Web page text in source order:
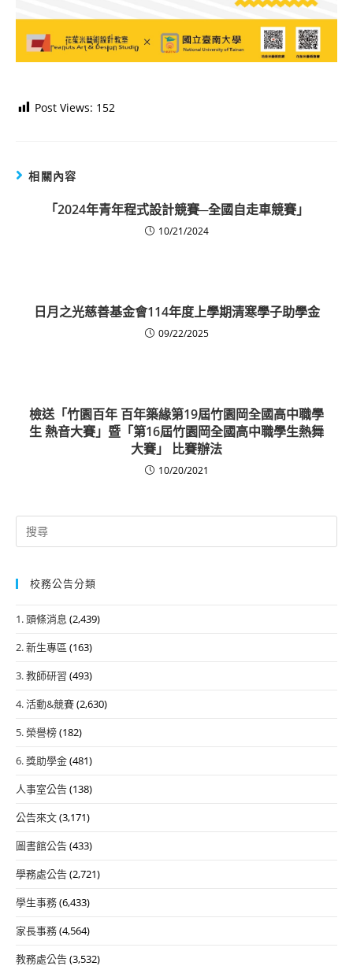
Post Views: 152
相關內容
「2024年青年程式設計競賽─全國自走車競賽」
10/21/2024
日月之光慈善基金會114年度上學期清寒學子助學金
09/22/2025
檢送「竹園百年 百年築緣第19屆竹園岡全國高中職學
生 熱音大賽」暨「第16屆竹園岡全國高中職學生熱舞
大賽」 比賽辦法
10/20/2021
Search
for:
校務公告分類
1. 頭條消息 (2,439)
2. 新生專區 (163)
3. 教師研習 (493)
4. 活動&競賽(2,630)
5. 榮譽榜(182)
6. 獎助學金(481)
人事室公告(138)
公告來文(3,171)
圖書館公告(433)
學務處公告(2,721)
學生事務(6,433)
家長事務(4,564)
教務處公告(3,532)